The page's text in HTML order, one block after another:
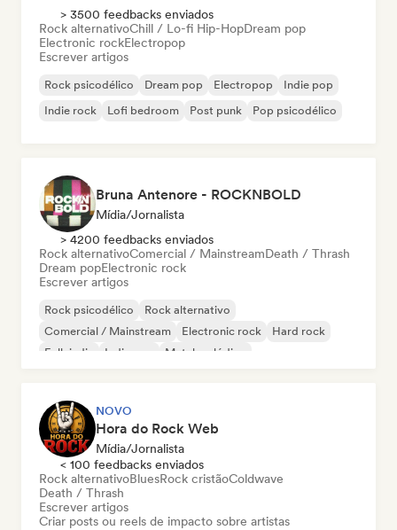
> 3500 feedbacks enviados
Rock alternativoChill / Lo-fi Hip-HopDream pop
Electronic rockElectropop
Escrever artigos
Rock psicodélico Dream pop Electropop
Indie pop
Indie rock
Lofi bedroom Post punk Pop psicodélico
Bruna Antenore - ROCKNBOLD
Mídia/Jornalista
> 4200 feedbacks enviados
Rock alternativoComercial / MainstreamDeath / Thrash
Dream popElectronic rock
Escrever artigos
Rock psicodélico
Rock alternativo
Comercial / Mainstream
Electronic rock
Hard rock
Folk indie
Indie pop Metal melódico
NOVO
Hora do Rock Web
Mídia/Jornalista
< 100 feedbacks enviados
Rock alternativoBluesRock cristãoColdwave
Death / Thrash
Escrever artigos
Criar posts ou reels de impacto sobre artistas